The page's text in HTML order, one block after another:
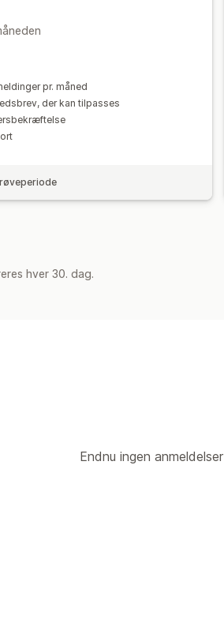
pr. måned
der kan tilpasses
hver 30. dag.
Endnu ingen anmeldelser